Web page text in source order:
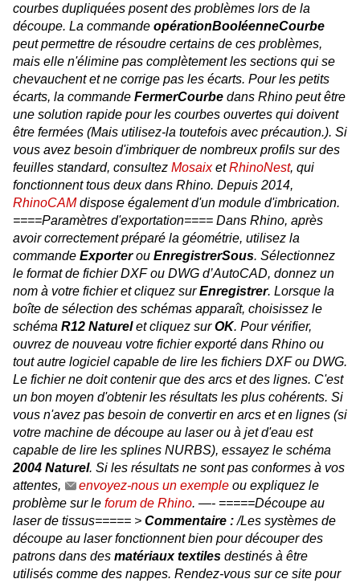
courbes dupliquées posent des problèmes lors de la
découpe. La commande opérationBooléenneCourbe
peut permettre de résoudre certains de ces problèmes,
mais elle n'élimine pas complètement les sections qui se
chevauchent et ne corrige pas les écarts. Pour les petits
écarts, la commande FermerCourbe dans Rhino peut être
une solution rapide pour les courbes ouvertes qui doivent
être fermées (Mais utilisez-la toutefois avec précaution.). Si
vous avez besoin d'imbriquer de nombreux profils sur des
feuilles standard, consultez MosaixetRhinoNest, qui
fonctionnent tous deux dans Rhino. Depuis 2014,
RhinoCAMdispose également d'un module d'imbrication.
====Paramètres d'exportation==== Dans Rhino, après
avoir correctement préparé la géométrie, utilisez la
commande Exporterou EnregistrerSous. Sélectionnez
le format de fichier DXF ou DWG d’AutoCAD, donnez un
nom à votre fichier et cliquez surEnregistrer. Lorsque la
boîte de sélection des schémas apparaît, choisissez le
schéma R12 Naturelet cliquez surOK. Pour vérifier,
ouvrez de nouveau votre fichier exporté dans Rhino ou
tout autre logiciel capable de lire les fichiers DXF ou DWG.
Le fichier ne doit contenir que des arcs et des lignes. C'est
un bon moyen d'obtenir les résultats les plus cohérents. Si
vous n'avez pas besoin de convertir en arcs et en lignes (si
votre machine de découpe au laser ou à jet d'eau est
capable de lire les splines NURBS), essayez le schéma
2004 Naturel. Si les résultats ne sont pas conformes à vos
attentes,
envoyez-nous un exemple ou expliquez le
problème sur le forum de Rhino. —- =====Découpe au
laser de tissus===== > Commentaire :/Les systèmes de
découpe au laser fonctionnent bien pour découper des
patrons dans des matériaux textiles destinés à être
utilisés comme des nappes. Rendez-vous sur ce site pour